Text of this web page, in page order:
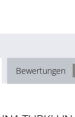
Bewertungen